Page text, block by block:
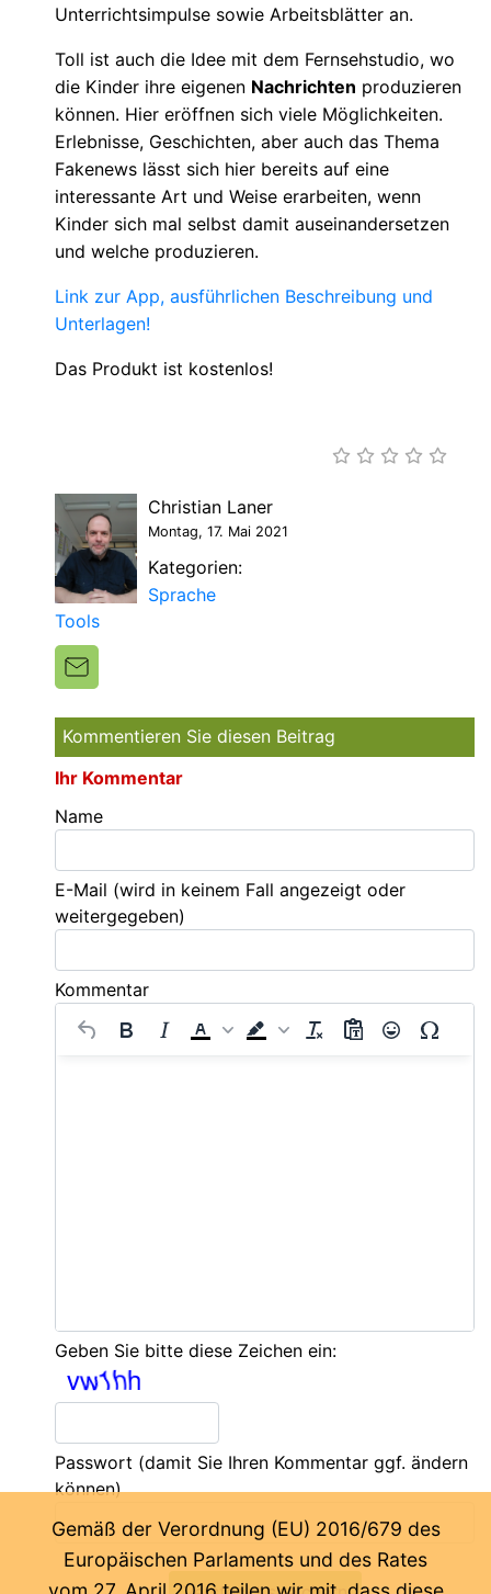
Unterrichtsimpulse sowie Arbeitsblätter an.
Toll ist auch die Idee mit dem Fernsehstudio, wo
die Kinder ihre eigenen Nachrichten produzieren
können. Hier eröffnen sich viele Möglichkeiten.
Erlebnisse, Geschichten, aber auch das Thema
Fakenews lässt sich hier bereits auf eine
interessante Art und Weise erarbeiten, wenn
Kinder sich mal selbst damit auseinandersetzen
und welche produzieren.
Link zur App, ausführlichen Beschreibung und
Unterlagen!
Das Produkt ist kostenlos!
Christian Laner
Montag, 17. Mai 2021
Kategorien:
Sprache
Tools
Kommentieren Sie diesen Beitrag
Ihr Kommentar
Name
E-Mail (wird in keinem Fall angezeigt oder
weitergegeben)
Kommentar
Geben Sie bitte diese Zeichen ein:
Passwort (damit Sie Ihren Kommentar ggf. ändern
können)
Gemäß der Verordnung (EU) 2016/679 des
Europäischen Parlaments und des Rates